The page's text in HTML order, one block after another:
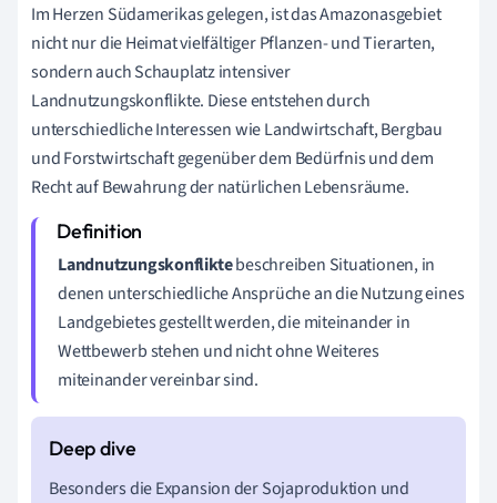
Im Herzen Südamerikas gelegen, ist das Amazonasgebiet
nicht nur die Heimat vielfältiger Pflanzen- und Tierarten,
sondern auch Schauplatz intensiver
Landnutzungskonflikte. Diese entstehen durch
unterschiedliche Interessen wie Landwirtschaft, Bergbau
und Forstwirtschaft gegenüber dem Bedürfnis und dem
Recht auf Bewahrung der natürlichen Lebensräume.
Landnutzungskonfliktebeschreiben Situationen, in
denen unterschiedliche Ansprüche an die Nutzung eines
Landgebietes gestellt werden, die miteinander in
Wettbewerb stehen und nicht ohne Weiteres
miteinander vereinbar sind.
Besonders die Expansion der Sojaproduktion und